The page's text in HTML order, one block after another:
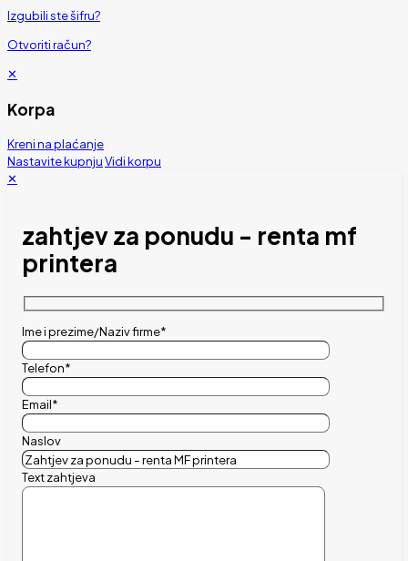
Izgubili ste šifru?
Otvoriti račun?
✕
Korpa
Kreni na plaćanje
Nastavite kupnjuVidi korpu
✕
zahtjev za ponudu - renta mf
printera
Ime i prezime/Naziv firme*
Telefon*
Email*
Naslov
Text zahtjeva